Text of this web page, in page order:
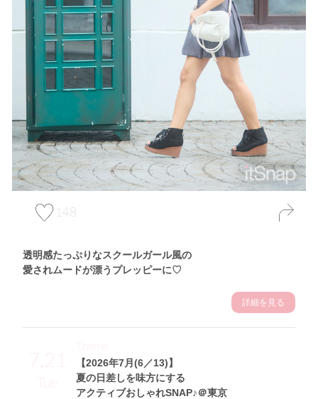
148
透明感たっぷりなスクールガール風の
愛されムードが漂うプレッピーに♡
詳細を見る
7.21
Tue
【2026年7月(6／13)】
夏の日差しを味方にする
アクティブおしゃれSNAP♪＠東京
Theme